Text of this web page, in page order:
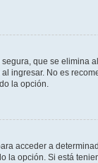
que se elimina
No es
la opción.
acceder a
opción. Si está